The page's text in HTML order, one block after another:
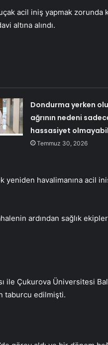
acil iniş yapmak zorunda
altına alındı.
Dondurma yerken
ağrının nedeni
hassasiyet
Temmuz 30, 2026
yeniden havalimanına acil
ardından sağlık
ile Çukurova Üniversitesi
taburcu edilmişti.